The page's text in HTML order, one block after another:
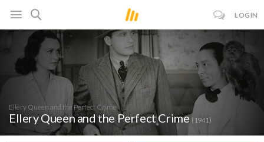
LOGIN
Ellery Queen and the Perfect Crime
Ellery Queen and the Perfect Crime(1941)